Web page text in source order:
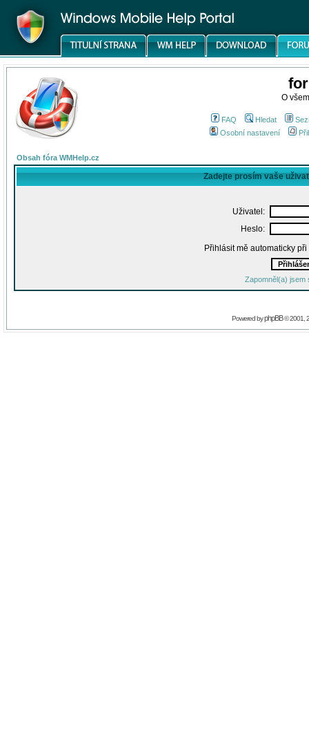
O
FAQ Hledat
Osobní nastavení
Obsah fóra WMHelp.cz
Zadejte prosím vaše
Uživatel:
Heslo:
Přihlásit mě automaticky
Zapomněl(a) jsem
Powered byphpBB© 2001,